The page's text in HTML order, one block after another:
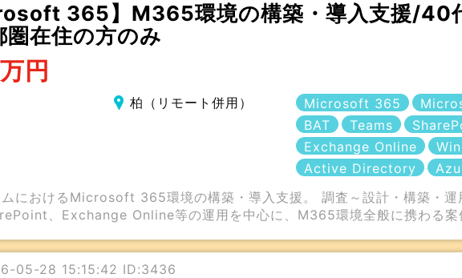
365】M365環境の構築・導入支援/40
圏在住の方のみ
円
柏（リモート併用） Microsoft 365
BAT
Teams
Exchange Online
Active Directory
におけるMicrosoft 365環境の構築・導入支援。 調査～設計・構築・運
、Exchange Online等の運用を中心に、M365環境全般に携わる案
05-28 15:15:42 ID:3436